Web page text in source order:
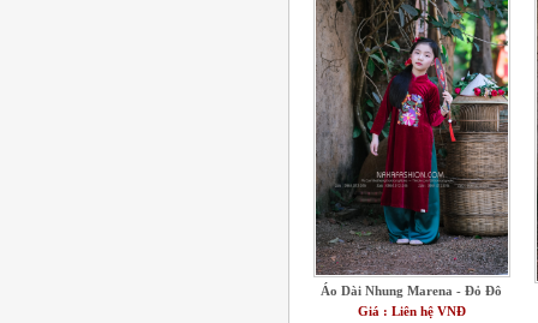
Áo Dài Nhung Marena - Đỏ Đô
Giá : Liên hệ VNĐ